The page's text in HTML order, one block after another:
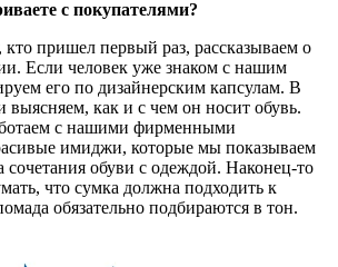
с покупателями?
пришел первый раз, рассказываем о
Если человек уже знаком с нашим
его по дизайнерским капсулам. В
выясняем, как и с чем он носит обувь.
с нашими фирменными
имиджи, которые мы показываем
сочетания обуви с одеждой. Наконец-то
что сумка должна подходить к
обязательно подбираются в тон.